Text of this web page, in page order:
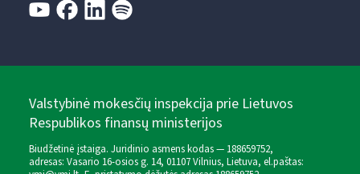
Valstybinė mokesčių inspekcija prie Lietuvos
Respublikos finansų ministerijos
Biudžetinė įstaiga. Juridinio asmens kodas — 188659752,
adresas: Vasario 16-osios g. 14, 01107 Vilnius, Lietuva, el.paštas: